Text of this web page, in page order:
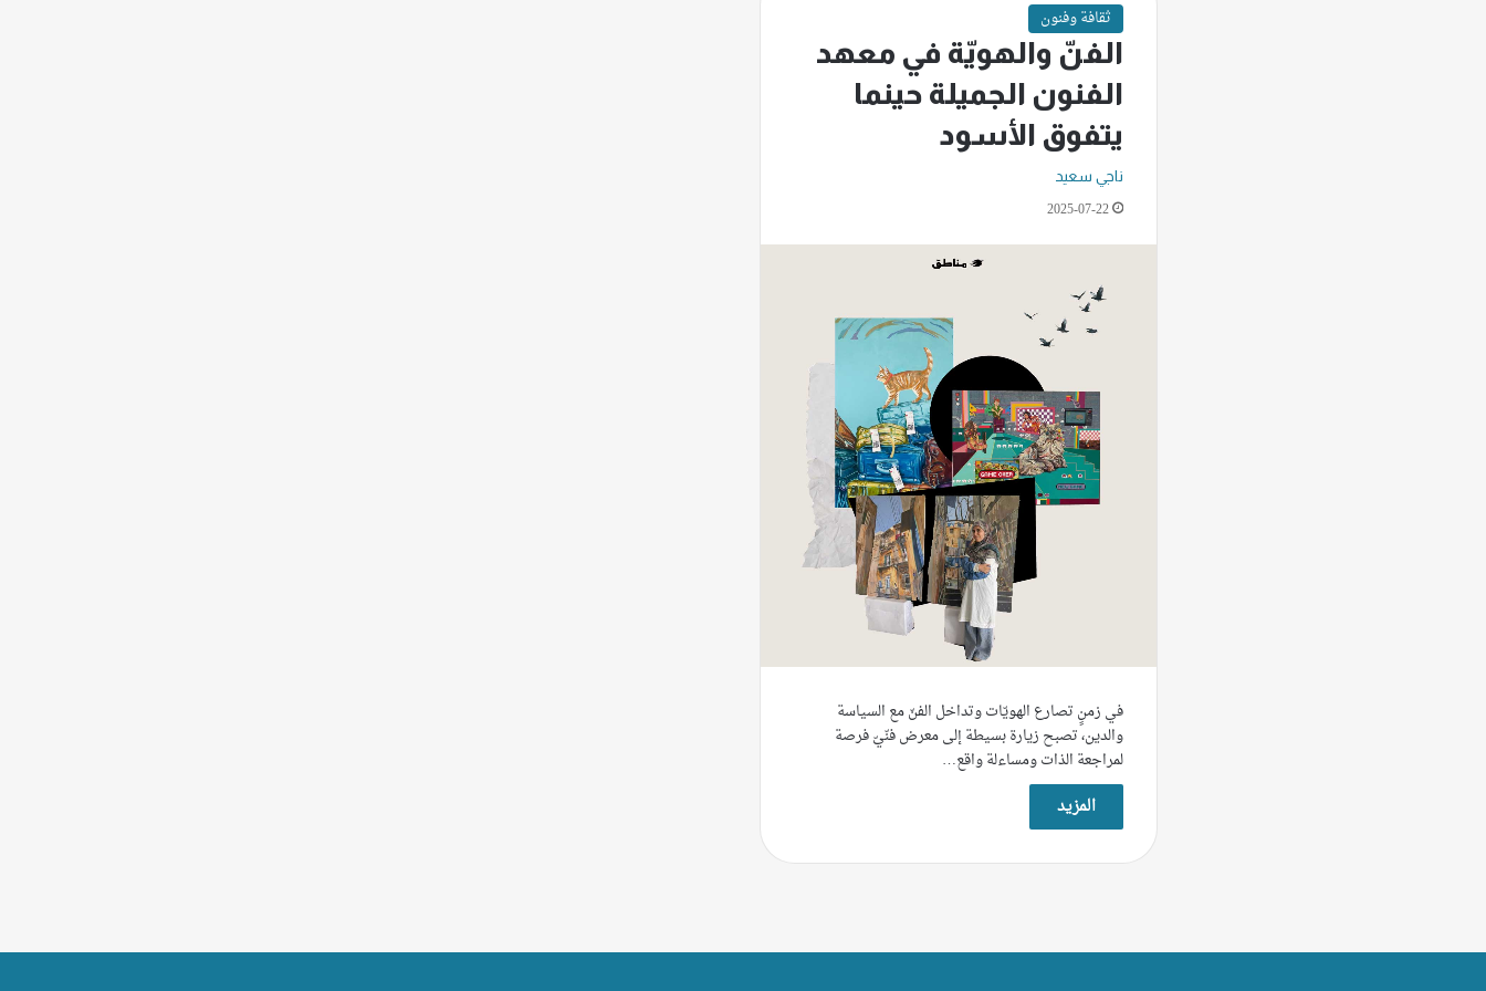
ثقافة وفنون
الفنّ والهويّة في معهد
الفنون الجميلة حينما
يتفوق الأسود
ناجي سعيد
2025-07-22
في زمنٍ تصارع الهويّات وتداخل الفنّ مع السياسة
والدين، تصبح زيارة بسيطة إلى معرض فنّيّ فرصة
لمراجعة الذات ومساءلة واقع…
المزيد